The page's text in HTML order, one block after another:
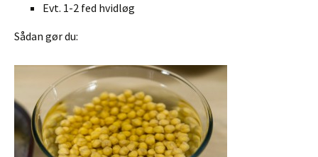
Evt. 1-2 fed hvidløg
Sådan gør du: